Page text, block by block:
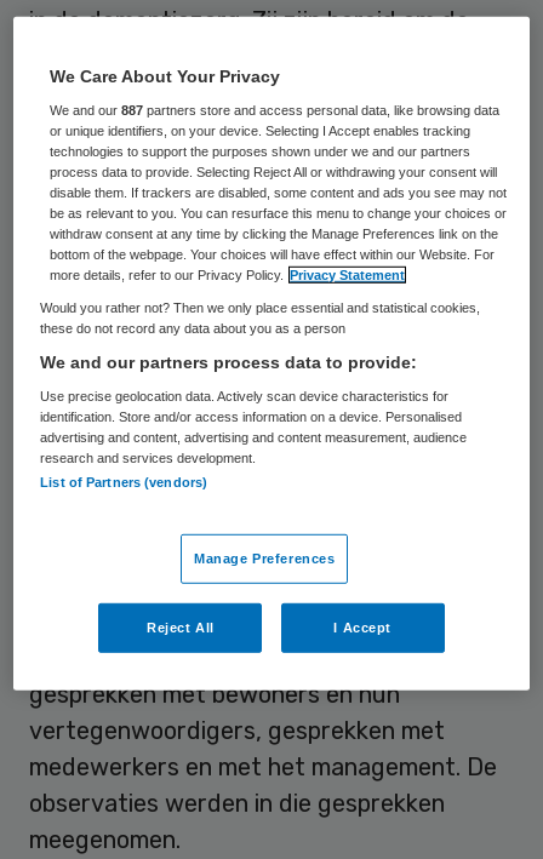
in de dementiezorg. Zij zijn bereid om de
bezoeken naar voren komen.
Dat blijkt uitonderzoek dat het NIVEL deed
in opdracht van de IGZ. Voor het onderzoek
werden zorgverleners, managers en
bestuurders in twaalf verpleeghuizen
geïnterviewd.
Observaties
De inspectiedienst besteedde vorige jaren
extra aandacht aan het toezicht op mensen
zorgverleners omgaan met ‘onbegrepen
gedrag’, zoals onrust, geprikkeldheid,
agressie of apathie. Dat deed de IGZ onder
meer door observaties ter plekke,
gesprekken met bewoners en hun
vertegenwoordigers, gesprekken met
medewerkers en met het management. De
observaties werden in die gesprekken
meegenomen.
We Care About Your Privacy
We and our887 partners store and access personal data, like browsing data
or unique identifiers, on your device. Selecting I Accept enables tracking
technologies to support the purposes shown under we and our partners
process data to provide. Selecting Reject All or withdrawing your consent will
disable them. If trackers are disabled, some content and ads you see may not
be as relevant to you. You can resurface this menu to change your choices or
withdraw consent at any time by clicking the Manage Preferences link on the
bottom of the webpage. Your choices will have effect within our Website. For
more details, refer to our Privacy Policy.
Privacy Statement
Would you rather not? Then we only place essential and statistical cookies,
these do not record any data about you as a person
We and our partners process data to provide:
Use precise geolocation data. Actively scan device characteristics for
identification. Store and/or access information on a device. Personalised
advertising and content, advertising and content measurement, audience
research and services development.
List of Partners (vendors)
Manage Preferences
Reject All I Accept